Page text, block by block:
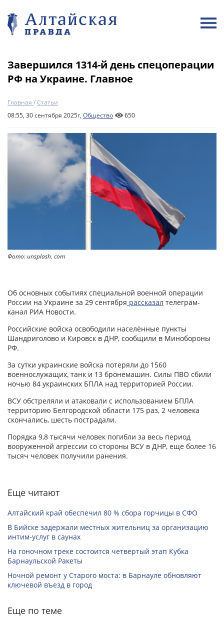
Завершился 1314-й день спецоперации
РФ на Украине. Главное
Главная /Статьи
08:55, 30 сентября 2025г, Общество 650
Фото: unsplash. com
Об основных событиях специальной военной операции
России на Украине за 29 сентября рассказал телеграм-
канал РИА Новости.
Российские войска освободили населённые пункты
Шандриголово и Кировск в ДНР, сообщили в Минобороны
РФ.
За сутки украинские войска потеряли до 1560
военнослужащих, танк и 13 бронемашин. Силы ПВО сбили
ночью 84 украинских БПЛА над территорией России.
ВСУ обстреляли и атаковали с использованием БПЛА
территорию Белгородской области 175 раз, 2 человека
скончались, шесть пострадали.
Порядка 9,8 тысячи человек погибли за весь период
вооруженной агрессии со стороны ВСУ в ДНР, еще более 16
тысяч человек получили ранения.
Еще читают
Алтайский край обеспечил 80 % сбора горчицы в СФО
В Бийске задержали местных жительниц за организацию
интим-услуг в саунах
На гоночном треке состоится четвертый этап Кубка
Барнаульской Ракеты
Ночной ремонт у Старого моста: в Барнауле обновляют
ключевой въезд в город
Еще по теме